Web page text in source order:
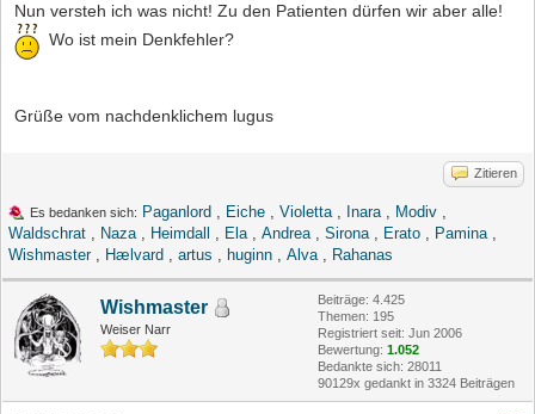
Nun versteh ich was nicht! Zu den Patienten dürfen wir aber alle!
Wo ist mein Denkfehler?
Grüße vom nachdenklichem lugus
Zitieren
Es bedanken sich: Paganlord , Eiche , Violetta, Inara, Modiv ,
Waldschrat , Naza, Heimdall , Ela, Andrea, Sirona, Erato , Pamina,
Wishmaster, Hælvard , artus , huginn , Alva, Rahanas
Wishmaster
Weiser Narr
Beiträge: 4.425
Themen: 195
Registriert seit: Jun 2006
Bewertung: 1.052
Bedankte sich: 28011
90129x gedankt in 3324 Beiträgen